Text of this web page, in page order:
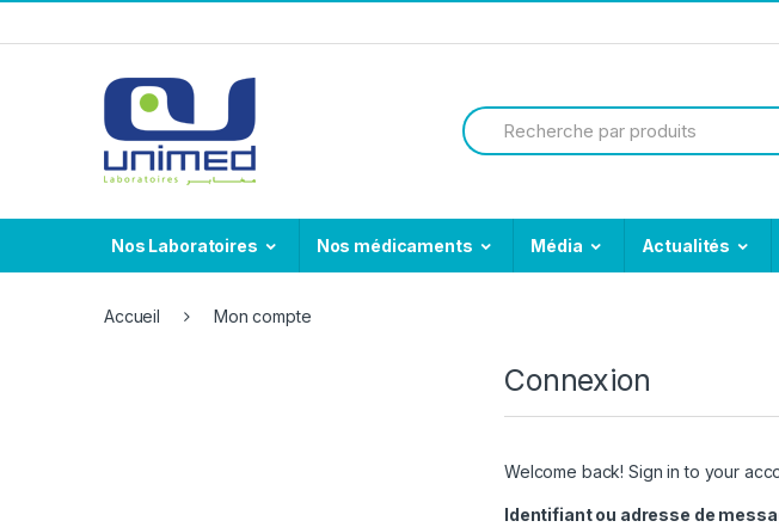
to
to
Search
for:
Nos Laboratoires Nos médicaments Média Actualités
Accueil Mon compte
Connexion
Welcome back! Sign in to your
Identifiant ou adresse de